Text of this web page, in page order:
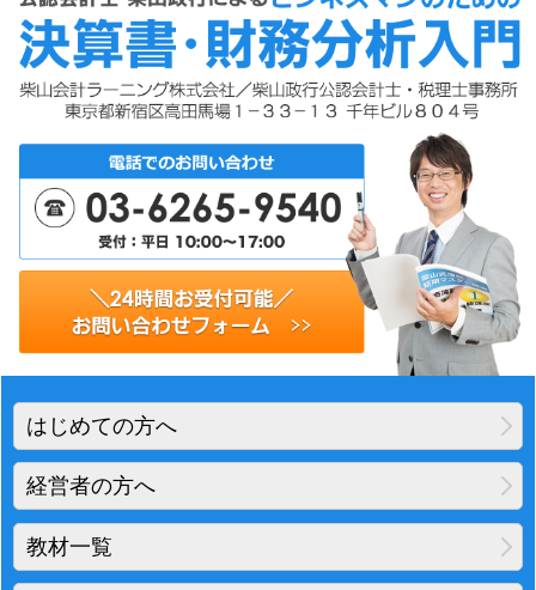
はじめての方へ
経営者の方へ
教材一覧